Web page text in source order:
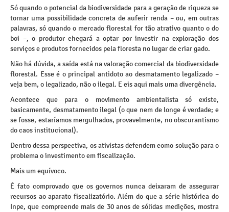
Só quando o potencial da biodiversidade para a geração de riqueza se
tornar uma possibilidade concreta de auferir renda – ou, em outras
palavras, só quando o mercado florestal for tão atrativo quanto o do
boi –, o produtor chegará a optar por investir na exploração dos
serviços e produtos fornecidos pela floresta no lugar de criar gado.
Não há dúvida, a saída está na valoração comercial da biodiversidade
florestal. Esse é o principal antidoto ao desmatamento legalizado –
veja bem, o legalizado, não o ilegal. E eis aqui mais uma divergência.
Acontece que para o movimento ambientalista só existe,
basicamente, desmatamento ilegal (o que nem de longe é verdade; e
se fosse, estaríamos mergulhados, provavelmente, no obscurantismo
do caos institucional).
Dentro dessa perspectiva, os ativistas defendem como solução para o
problema o investimento em fiscalização.
Mais um equívoco.
É fato comprovado que os governos nunca deixaram de assegurar
recursos ao aparato fiscalizatório. Além do que a série histórica do
Inpe, que compreende mais de 30 anos de sólidas medições, mostra